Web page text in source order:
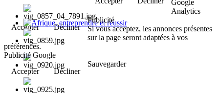
Afrique, entreprendre et réussir
Google
Analytics
Accepter
Décliner
Publicité
Si vous acceptez, les annonces présentes
sur la page seront adaptées à vos
préférences.
Publicité Google
Accepter
Décliner
Sauvegarder